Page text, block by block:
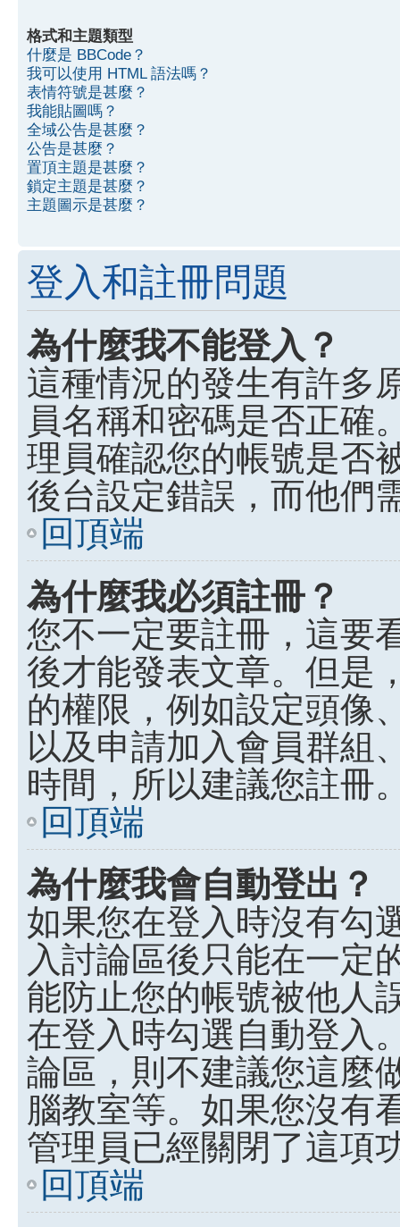
格式和主題類型
什麼是 BBCode？
我可以使用 HTML 語法嗎？
表情符號是甚麼？
我能貼圖嗎？
全域公告是甚麼？
公告是甚麼？
置頂主題是甚麼？
鎖定主題是甚麼？
主題圖示是甚麼？
登入和註冊問題
為什麼我不能登入？
這種情況的發生有許多
員名稱和密碼是否正確
理員確認您的帳號是否
後台設定錯誤，而他們
回頂端
為什麼我必須註冊？
您不一定要註冊，這要
後才能發表文章。但是
的權限，例如設定頭像
以及申請加入會員群組
時間，所以建議您註冊
回頂端
為什麼我會自動登出？
如果您在登入時沒有勾
入討論區後只能在一定
能防止您的帳號被他人
在登入時勾選自動登入
論區，則不建議您這麼
腦教室等。如果您沒有
管理員已經關閉了這項
回頂端